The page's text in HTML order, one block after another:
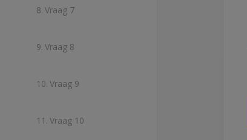
8. Vraag 7
9. Vraag 8
10. Vraag 9
11. Vraag 10